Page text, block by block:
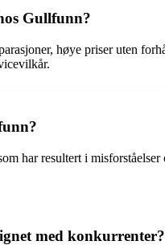
Gullfunn?
høye priser uten
har resultert i
med konkurrenter?